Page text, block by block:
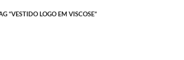
“VESTIDO LOGO EM VISCOSE”